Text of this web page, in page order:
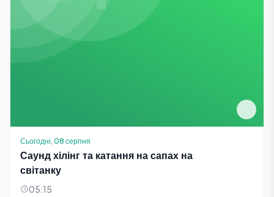
Сьогодні, 08 серпня
Саунд хілінг та катання на сапах на
світанку
05:15